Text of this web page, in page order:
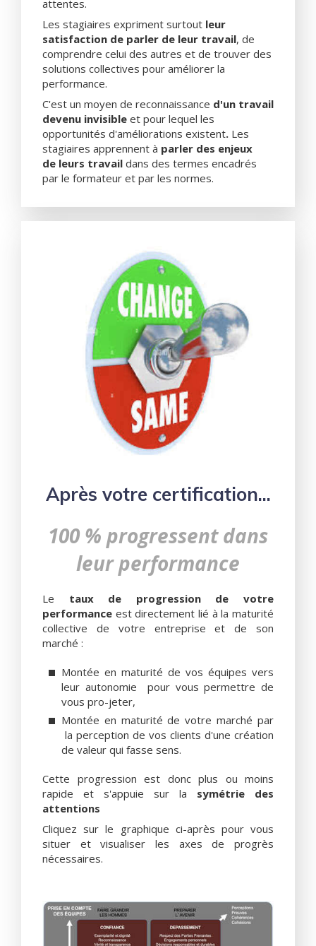
attentes.
Les stagiaires expriment surtout leur
satisfaction de parler de leur travail, de
comprendre celui des autres et de trouver des
solutions collectives pour améliorer la
performance.
C'est un moyen de reconnaissance d'un travail
devenu invisible et pour lequel les
opportunités d'améliorations existent. Les
stagiaires apprennent à parler des enjeux
de leurs travail dans des termes encadrés
par le formateur et par les normes.
Après votre certification...
100 % progressent dans
leur performance
Le taux de progression de votre
performance est directement lié à la maturité
collective de votre entreprise et de son
marché :
Montée en maturité de vos équipes vers
leur autonomie pour vous permettre de
vous pro-jeter,
Montée en maturité de votre marché par
la perception de vos clients d'une création
de valeur qui fasse sens.
Cette progression est donc plus ou moins
rapide et s'appuie sur la symétrie des
attentions
Cliquez sur le graphique ci-après pour vous
situer et visualiser les axes de progrès
nécessaires.